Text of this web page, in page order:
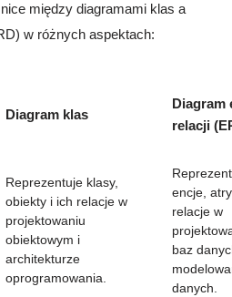
między diagramami klas a
w różnych aspektach:
Diagram klas
Diagram
relacji
Reprezentuje klasy,
obiekty i ich relacje w
projektowaniu
obiektowym i
architekturze
oprogramowania.
encje,
relacje w
baz
danych.